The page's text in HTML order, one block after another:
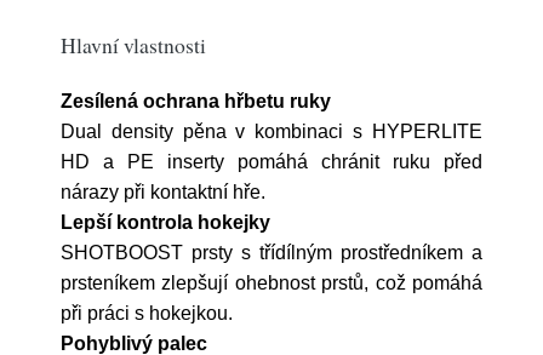
Hlavní vlastnosti
Zesílená ochrana hřbetu ruky
Dual density pěna v kombinaci s HYPERLITE
HD a PE inserty pomáhá chránit ruku před
nárazy při kontaktní hře.
Lepší kontrola hokejky
SHOTBOOST prsty s třídílným prostředníkem a
prsteníkem zlepšují ohebnost prstů, což pomáhá
při práci s hokejkou.
Pohyblivý palec